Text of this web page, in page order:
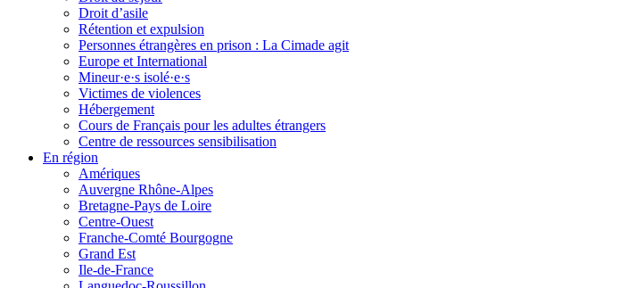
Droit d’asile
Rétention et expulsion
Personnes étrangères en prison : La Cimade agit
Europe et International
Mineur·e·s isolé·e·s
Victimes de violences
Hébergement
Cours de Français pour les adultes étrangers
Centre de ressources sensibilisation
En région
Amériques
Auvergne Rhône-Alpes
Bretagne-Pays de Loire
Centre-Ouest
Franche-Comté Bourgogne
Grand Est
Ile-de-France